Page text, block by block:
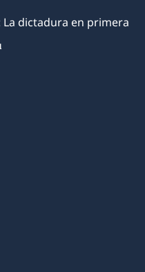
dictadura en primera